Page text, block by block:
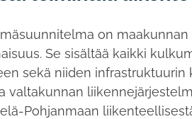
on
Se sisältää kaikki
sekä niiden
valtakunnan
Pohjanmaan